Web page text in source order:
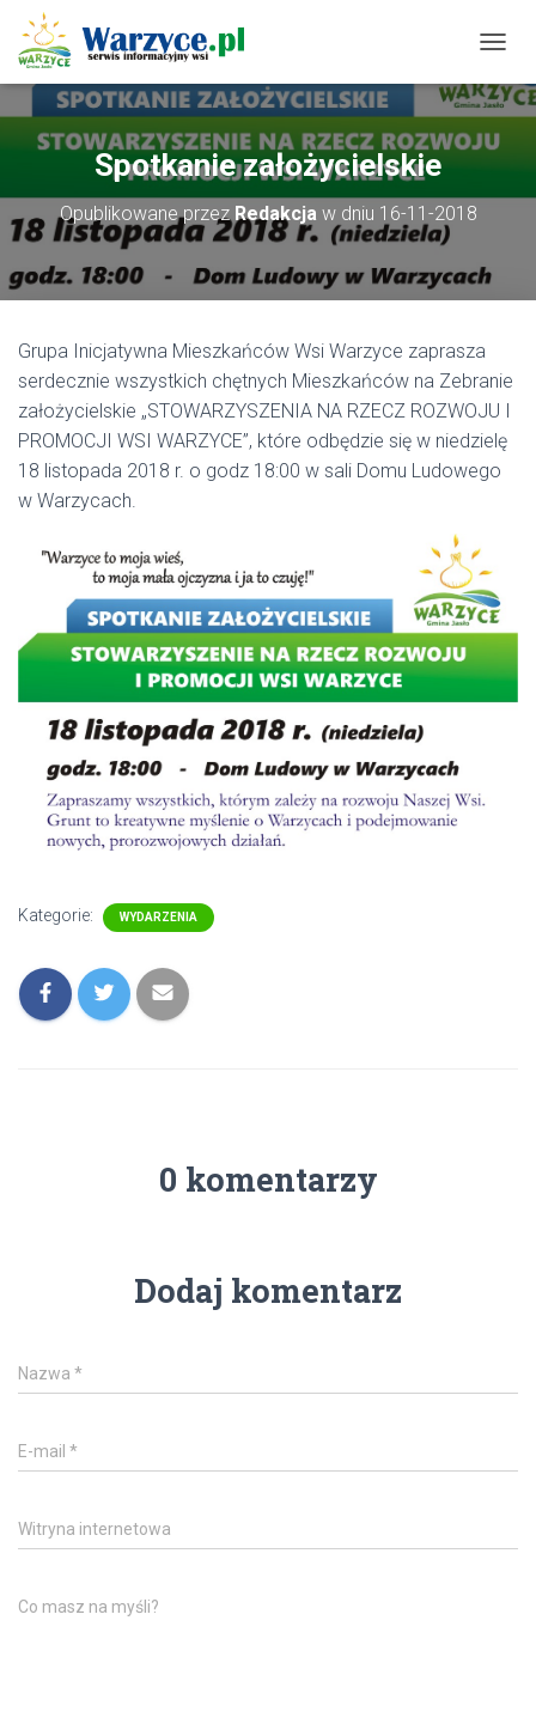
R
Z
Ł
C
C
J
Spotkanie założycielskie
Opublikowane przez Redakcjaw dniu 16-11-2018
Grupa Inicjatywna Mieszkańców Wsi Warzyce zaprasza
serdecznie wszystkich chętnych Mieszkańców na Zebranie
założycielskie „STOWARZYSZENIA NA RZECZ ROZWOJU I
PROMOCJI WSI WARZYCE”, które odbędzie się w niedzielę
18 listopada 2018 r. o godz 18:00 w sali Domu Ludowego
w Warzycach.
Kategorie: WYDARZENIA
0 komentarzy
Dodaj komentarz
Nazwa *
E-mail *
Witryna internetowa
Co masz na myśli?